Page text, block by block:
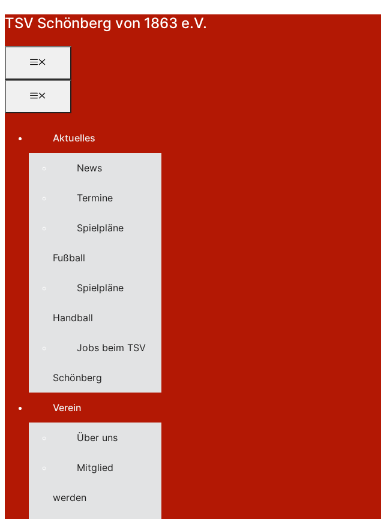
Zum
Inhalt
springen
TSV Schönberg von 1863 e.V.
Menü
Menü
Aktuelles
News
Termine
Spielpläne
Fußball
Spielpläne
Handball
Jobs beim TSV
Schönberg
Verein
Über uns
Mitglied
werden